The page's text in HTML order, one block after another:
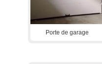
Porte de garage